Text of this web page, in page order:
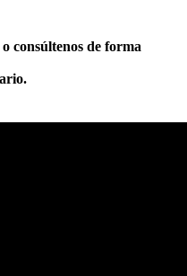
consúltenos de forma